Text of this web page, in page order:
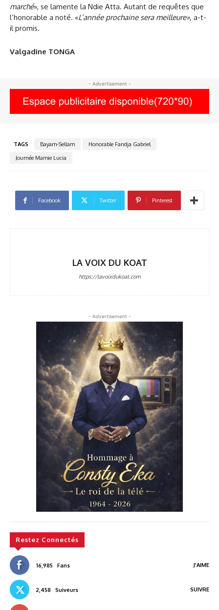
marché», se lamente la Ndie Atta. Autant de requêtes que
l’honorable a noté. «L’année prochaine sera meilleure», a-t-
il promis.
Valgadine TONGA
- Advertisement -
TAGS Bayam-Sellam
Honorable Fandja Gabriel
Journée Mamie Lucia
Facebook Twitter Pinterest
LA VOIX DU KOAT
https://lavoixdukoat.com
- Advertisement -
Restez Connectés
16,985 Fans J'AIME
2,458 Suiveurs SUIVRE